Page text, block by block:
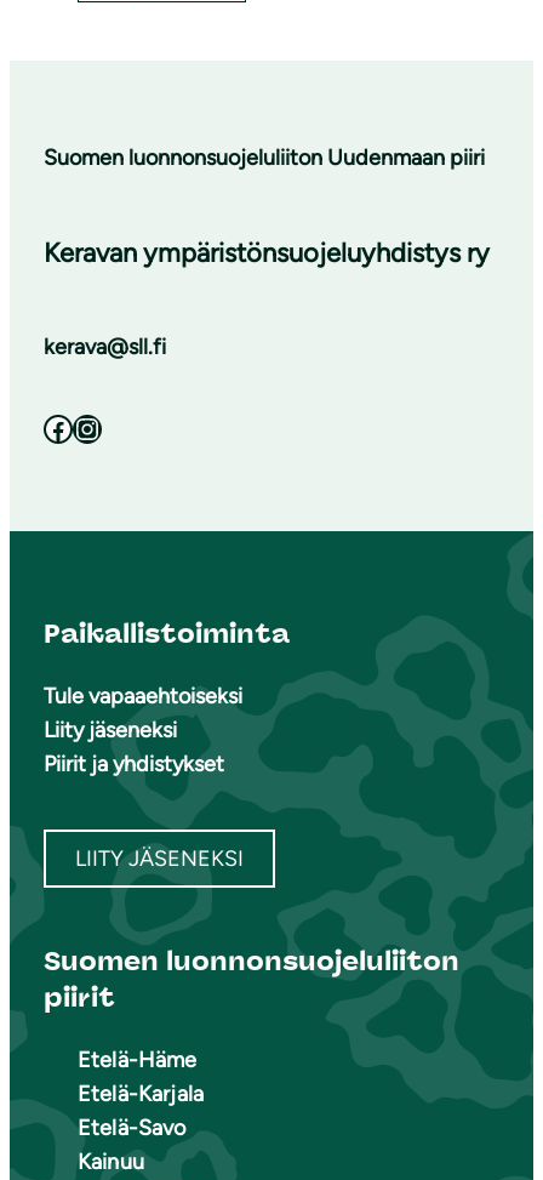
Suomen luonnonsuojeluliiton Uudenmaan piiri
Keravan ympäristönsuojeluyhdistys ry
kerava@sll.fi
Facebook Instagram
Paikallistoiminta
Tule vapaaehtoiseksi
Liity jäseneksi
Piirit ja yhdistykset
LIITY JÄSENEKSI
Suomen luonnonsuojeluliiton
piirit
Etelä-Häme
Etelä-Karjala
Etelä-Savo
Kainuu